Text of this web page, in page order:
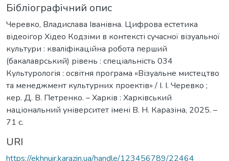
Бібліографічний опис
Черевко, Владислава Іванівна. Цифрова естетика
відеоігор Хідео Кодзіми в контексті сучасної візуальної
культури : кваліфікаційна робота перший
(бакалаврський) рівень : спеціальність 034
Культурологія : освітня програма «Візуальне мистецтво
та менеджмент культурних проектів» / І. І. Черевко ;
кер. Д. В. Петренко. – Харків : Харківський
національний університет імені В. Н. Каразіна, 2025. –
71 с.
URI
https://ekhnuir.karazin.ua/handle/123456789/22464